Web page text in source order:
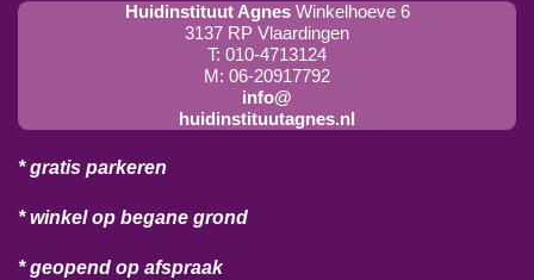
Huidinstituut Agnes Winkelhoeve 6
3137 RP Vlaardingen
T: 010-4713124
M: 06-20917792
info@
huidinstituutagnes.nl
* gratis parkeren
* winkel op begane grond
* geopend op afspraak